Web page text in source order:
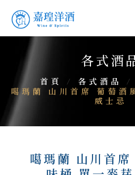
各式酒
首頁 / 各式酒品 /
噶瑪蘭 山川首席 葡萄酒
威士忌
噶瑪蘭 山川首